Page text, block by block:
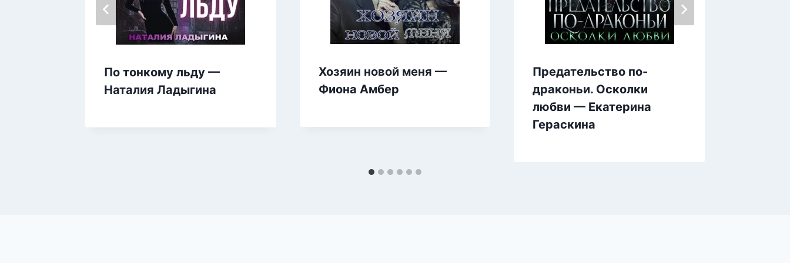
По тонкому льду —
Наталия Ладыгина
Хозяин новой меня —
Фиона Амбер
Предательство по-
драконьи. Осколки
любви — Екатерина
Гераскина